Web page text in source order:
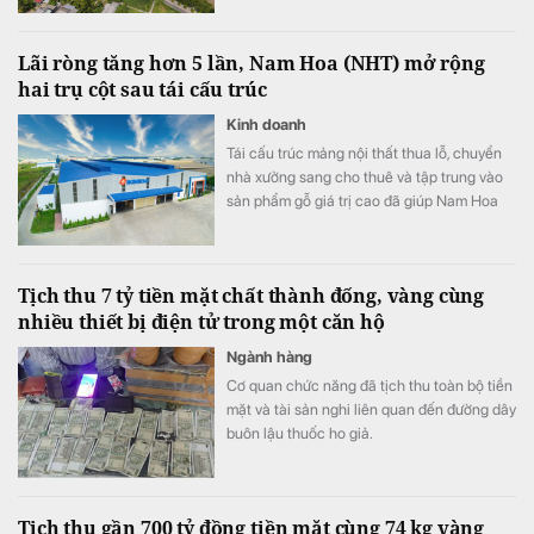
Lãi ròng tăng hơn 5 lần, Nam Hoa (NHT) mở rộng
hai trụ cột sau tái cấu trúc
Kinh doanh
Tái cấu trúc mảng nội thất thua lỗ, chuyển
nhà xưởng sang cho thuê và tập trung vào
sản phẩm gỗ giá trị cao đã giúp Nam Hoa
bất động sản công nghiệp.
Tịch thu 7 tỷ tiền mặt chất thành đống, vàng cùng
nhiều thiết bị điện tử trong một căn hộ
Ngành hàng
Cơ quan chức năng đã tịch thu toàn bộ tiền
mặt và tài sản nghi liên quan đến đường dây
buôn lậu thuốc ho giả.
Tịch thu gần 700 tỷ đồng tiền mặt cùng 74 kg vàng